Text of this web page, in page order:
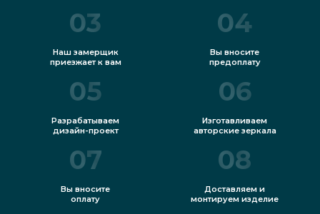
03
Наш замерщик
приезжает к вам
04
Вы вносите
предоплату
05
Разрабатываем
дизайн-проект
06
Изготавливаем
авторские зеркала
07
Вы вносите
оплату
08
Доставляем и
монтируем изделие